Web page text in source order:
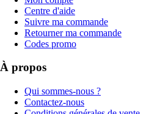
Centre d'aide
Suivre ma commande
Retourner ma commande
Codes promo
À propos
Qui sommes-nous ?
Contactez-nous